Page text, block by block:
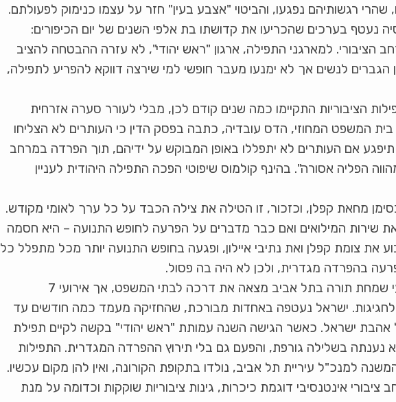
רגשותיהם נפגעו, והביטוי "אצבע בעין" חזר על עצמו כנימוק לפעולתם.
נעטף בערכים שהכריעו את קדושתו בת אלפי השנים של יום הכיפורים:
הציבורי. למארגני התפילה, ארגון "ראש יהודי", לא עזרה ההבטחה להציב
הגברים לנשים אך לא ימנעו מעבר חופשי למי שירצה דווקא להפריע לתפילה,
הציבוריות התקיימו כמה שנים קודם לכן, מבלי לעורר סערה אזרחית
המשפט המחוזי, הדס עובדיה, כתבה בפסק הדין כי העותרים לא הצליחו
אם העותרים לא יתפללו באופן המבוקש על ידיהם, תוך הפרדה במרחב
הפליה אסורה". בהינף קולמוס שיפוטי הפכה התפילה היהודית לעניין
מחאת קפלן, וכזכור, זו הטילה את צילה הכבד על כל ערך לאומי מקודש.
את שירות המילואים ואם כבר מדברים על הפרעה לחופש התנועה – היא חסמה
צומת קפלן ואת נתיבי איילון, ופגעה בחופש התנועה יותר מכל מתפלל כל
בהפרדה מגדרית, ולכן לא היה בה פסול.
גם הבקשה לקיים את אירועי שמחת תורה בתל אביב מצאה את דרכה לבתי המשפט, אך אירועי 7
ולחגיגות. ישראל נעטפה באחדות מבורכת, שהחזיקה מעמד כמה חודשים עד
אהבת ישראל. כאשר הגישה השנה עמותת "ראש יהודי" בקשה לקיים תפילת
נענתה בשלילה גורפת, והפעם גם בלי תירוץ ההפרדה המגדרית. התפילות
למנכ"ל עיריית תל אביב, נולדו בתקופת הקורונה, ואין להן מקום עכשיו.
ציבורי אינטנסיבי דוגמת כיכרות, גינות ציבוריות שוקקות וכדומה על מנת